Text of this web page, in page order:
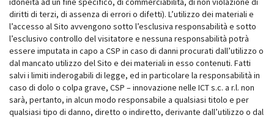
diritti di terzi, di assenza di errori o difetti). L’utilizzo dei materiali e
l’accesso al Sito avvengono sotto l’esclusiva responsabilità e sotto
l’esclusivo controllo del visitatore e nessuna responsabilità potrà
essere imputata in capo a CSP in caso di danni procurati dall’utilizzo o
dal mancato utilizzo del Sito e dei materiali in esso contenuti. Fatti
salvi i limiti inderogabili di legge, ed in particolare la responsabilità in
caso di dolo o colpa grave, CSP – innovazione nelle ICT s.c. a r.l. non
sarà, pertanto, in alcun modo responsabile a qualsiasi titolo e per
qualsiasi tipo di danno, diretto o indiretto, derivante dall’utilizzo o dal